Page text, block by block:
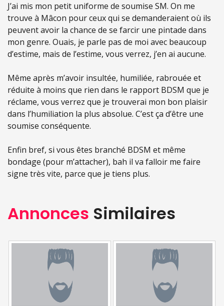
J’ai mis mon petit uniforme de soumise SM. On me
trouve à Mâcon pour ceux qui se demanderaient où ils
peuvent avoir la chance de se farcir une pintade dans
mon genre. Ouais, je parle pas de moi avec beaucoup
d’estime, mais de l’estime, vous verrez, j’en ai aucune.
Même après m’avoir insultée, humiliée, rabrouée et
réduite à moins que rien dans le rapport BDSM que je
réclame, vous verrez que je trouverai mon bon plaisir
dans l’humiliation la plus absolue. C’est ça d’être une
soumise conséquente.
Enfin bref, si vous êtes branché BDSM et même
bondage (pour m’attacher), bah il va falloir me faire
signe très vite, parce que je tiens plus.
Annonces Similaires